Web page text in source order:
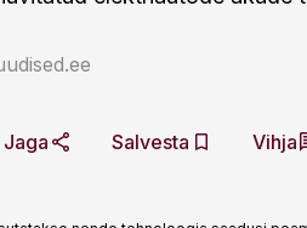
Jaga Salvesta Vihja